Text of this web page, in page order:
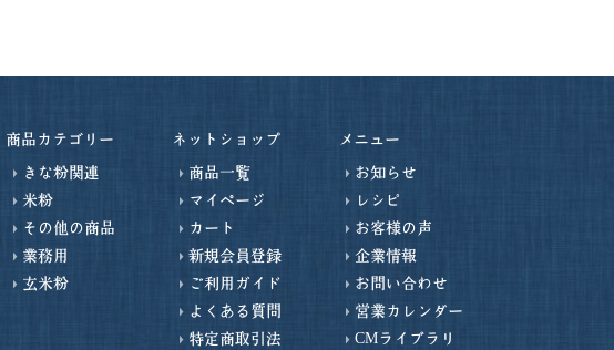
メニュー
お知らせ
レシピ
お客様の声
企業情報
お問い合わせ
営業カレンダー
CMライブラリ
ネットショップ
商品一覧
マイページ
カート
新規会員登録
ご利用ガイド
よくある質問
特定商取引法
商品カテゴリー
きな粉関連
米粉
その他の商品
業務用
玄米粉